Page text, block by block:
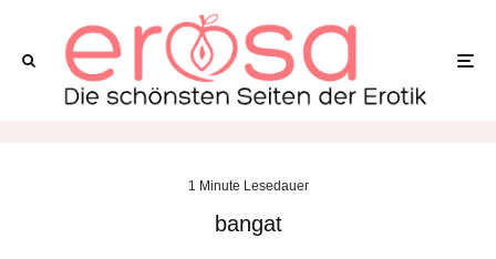
1 Minute Lesedauer
bangat